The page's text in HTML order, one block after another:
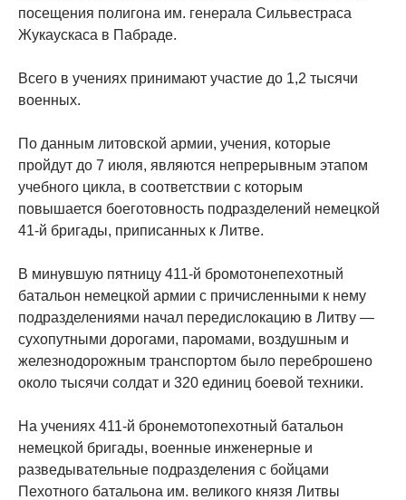
посещения полигона им. генерала Сильвестраса
Жукаускаса в Пабраде.
Всего в учениях принимают участие до 1,2 тысячи
военных.
По данным литовской армии, учения, которые
пройдут до 7 июля, являются непрерывным этапом
учебного цикла, в соответствии с которым
повышается боеготовность подразделений немецкой
41-й бригады, приписанных к Литве.
В минувшую пятницу 411-й бромотонепехотный
батальон немецкой армии с причисленными к нему
подразделениями начал передислокацию в Литву —
сухопутными дорогами, паромами, воздушным и
железнодорожным транспортом было переброшено
около тысячи солдат и 320 единиц боевой техники.
На учениях 411-й бронемотопехотный батальон
немецкой бригады, военные инженерные и
разведывательные подразделения с бойцами
Пехотного батальона им. великого князя Литвы